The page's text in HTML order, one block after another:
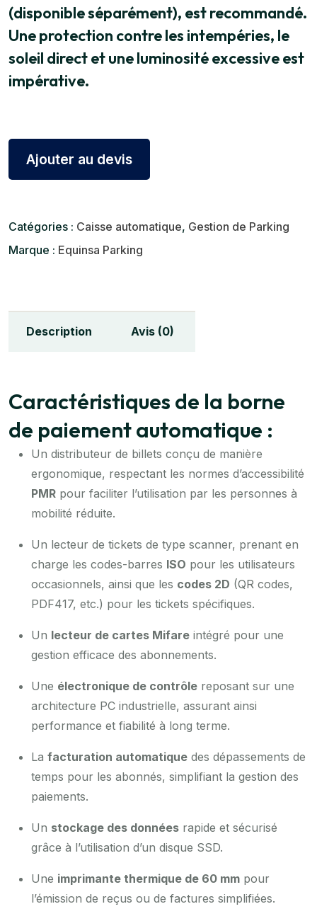
(disponible séparément), est recommandé.
Une protection contre les intempéries, le
soleil direct et une luminosité excessive est
impérative.
Ajouter au devis
Catégories : Caisse automatique, Gestion de Parking
Marque : Equinsa Parking
Description Avis (0)
Caractéristiques de la borne
de paiement automatique :
Un distributeur de billets conçu de manière
ergonomique, respectant les normes d’accessibilité
PMR pour faciliter l’utilisation par les personnes à
mobilité réduite.
Un lecteur de tickets de type scanner, prenant en
charge les codes-barres ISO pour les utilisateurs
occasionnels, ainsi que les codes 2D (QR codes,
PDF417, etc.) pour les tickets spécifiques.
Un lecteur de cartes Mifare intégré pour une
gestion efficace des abonnements.
Une électronique de contrôle reposant sur une
architecture PC industrielle, assurant ainsi
performance et fiabilité à long terme.
La facturation automatique des dépassements de
temps pour les abonnés, simplifiant la gestion des
paiements.
Un stockage des données rapide et sécurisé
grâce à l’utilisation d’un disque SSD.
Une imprimante thermique de 60 mm pour
l’émission de reçus ou de factures simplifiées.